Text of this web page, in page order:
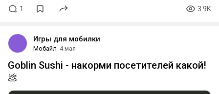
1 3.9K
Игры для мобилки
Мобайл 4 мая
Goblin Sushi - накорми посетителей какой!
💩